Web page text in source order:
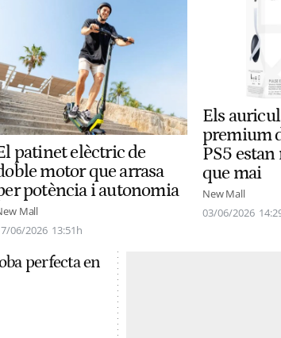
patinet elèctric de
motor que arrasa
potència i autonomia
Mall
06/2026 13:51h
Els
premium
PS5
que mai
New Mall
03/06/2026
perfecta en